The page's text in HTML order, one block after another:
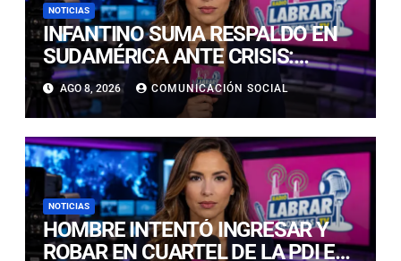
NOTICIAS
INFANTINO SUMA RESPALDO EN
SUDAMÉRICA ANTE CRISIS:
ECUADOR Y VENEZUELA SE
CUADRAN CON EL SUIZO
AGO 8, 2026 COMUNICACIÓN SOCIAL
NOTICIAS
HOMBRE INTENTÓ INGRESAR Y
ROBAR EN CUARTEL DE LA PDI EN